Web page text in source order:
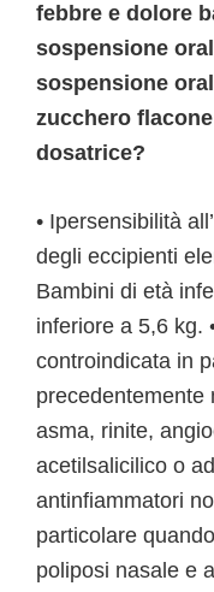
febbre e dolore
sospensione
sospensione
zucchero
dosatrice?
• Ipersensibilità
degli eccipienti
Bambini di età
inferiore a 5,6 kg.
controindicata in
precedentemente
asma, rinite,
acetilsalicilico o
antinfiammatori
particolare
poliposi nasale e